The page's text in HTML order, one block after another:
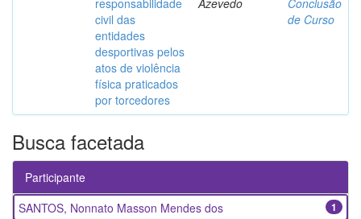
responsabilidade
civil das
entidades
desportivas pelos
atos de violência
física praticados
por torcedores
Azevedo
Conclusão
de Curso
Busca facetada
Participante
1
SANTOS, Nonnato Masson Mendes dos